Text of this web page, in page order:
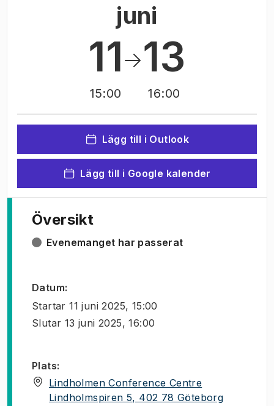
juni
11
15:00
13
16:00
Lägg till i Outlook
Lägg till i Google kalender
Översikt
Evenemanget har passerat
Datum:
Startar 11 juni 2025, 15:00
Slutar 13 juni 2025, 16:00
Plats:
Lindholmen Conference Centre
Lindholmspiren 5, 402 78 Göteborg(